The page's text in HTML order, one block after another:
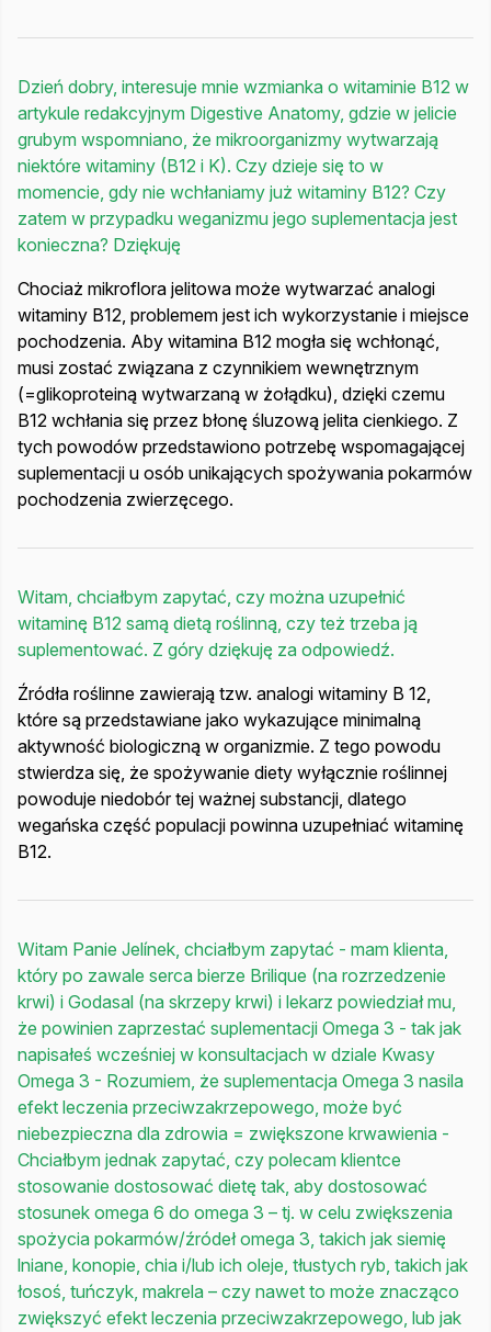
Dzień dobry, interesuje mnie wzmianka o witaminie B12 w
artykule redakcyjnym Digestive Anatomy, gdzie w jelicie
grubym wspomniano, że mikroorganizmy wytwarzają
niektóre witaminy (B12 i K). Czy dzieje się to w
momencie, gdy nie wchłaniamy już witaminy B12? Czy
zatem w przypadku weganizmu jego suplementacja jest
konieczna? Dziękuję
Chociaż mikroflora jelitowa może wytwarzać analogi
witaminy B12, problemem jest ich wykorzystanie i miejsce
pochodzenia. Aby witamina B12 mogła się wchłonąć,
musi zostać związana z czynnikiem wewnętrznym
(=glikoproteiną wytwarzaną w żołądku), dzięki czemu
B12 wchłania się przez błonę śluzową jelita cienkiego. Z
tych powodów przedstawiono potrzebę wspomagającej
suplementacji u osób unikających spożywania pokarmów
pochodzenia zwierzęcego.
Witam, chciałbym zapytać, czy można uzupełnić
witaminę B12 samą dietą roślinną, czy też trzeba ją
suplementować. Z góry dziękuję za odpowiedź.
Źródła roślinne zawierają tzw. analogi witaminy B 12,
które są przedstawiane jako wykazujące minimalną
aktywność biologiczną w organizmie. Z tego powodu
stwierdza się, że spożywanie diety wyłącznie roślinnej
powoduje niedobór tej ważnej substancji, dlatego
wegańska część populacji powinna uzupełniać witaminę
B12.
Witam Panie Jelínek, chciałbym zapytać - mam klienta,
który po zawale serca bierze Brilique (na rozrzedzenie
krwi) i Godasal (na skrzepy krwi) i lekarz powiedział mu,
że powinien zaprzestać suplementacji Omega 3 - tak jak
napisałeś wcześniej w konsultacjach w dziale Kwasy
Omega 3 - Rozumiem, że suplementacja Omega 3 nasila
efekt leczenia przeciwzakrzepowego, może być
niebezpieczna dla zdrowia = zwiększone krwawienia -
Chciałbym jednak zapytać, czy polecam klientce
stosowanie dostosować dietę tak, aby dostosować
stosunek omega 6 do omega 3 – tj. w celu zwiększenia
spożycia pokarmów/źródeł omega 3, takich jak siemię
lniane, konopie, chia i/lub ich oleje, tłustych ryb, takich jak
łosoś, tuńczyk, makrela – czy nawet to może znacząco
zwiększyć efekt leczenia przeciwzakrzepowego, lub jak